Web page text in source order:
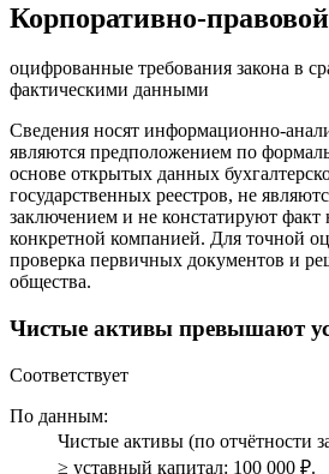
Корпоративно-
оцифрованные требования закона в
фактическими данными
Сведения носят информационно-
являются предположением по
основе открытых данных
государственных реестров, не
заключением и не констатируют факт
конкретной компанией. Для точной
проверка первичных документов и
общества.
Чистые активы превышают
Соответствует
По данным:
Чистые активы (по отчётности
≥ уставный капитал: 100 000 ₽.